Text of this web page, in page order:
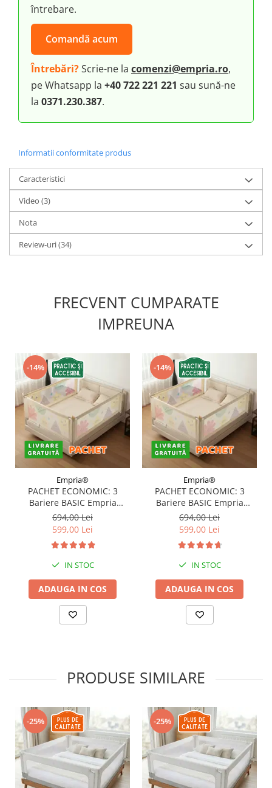
întrebare.
Comandă acum
Întrebări?Scrie-ne la comenzi@empria.ro,
pe Whatsapp la +40 722 221 221 sau sună-ne
la 0371.230.387.
Informatii conformitate produs
Caracteristici
Video (3)
Nota
Review-uri(34)
FRECVENT CUMPARATE
IMPREUNA
-14%
Empria®
PACHET ECONOMIC: 3
Bariere BASIC Empria
protectie pat 160X200 cm +
bara stabilizatoare
694,00 Lei
599,00 Lei
IN STOC
ADAUGA IN COS
-14%
Empria®
PACHET ECONOMIC: 3
Bariere BASIC Empria
protectie pat 180X200 cm +
bara stabilizatoare
694,00 Lei
599,00 Lei
IN STOC
ADAUGA IN COS
PRODUSE SIMILARE
-25% -25%